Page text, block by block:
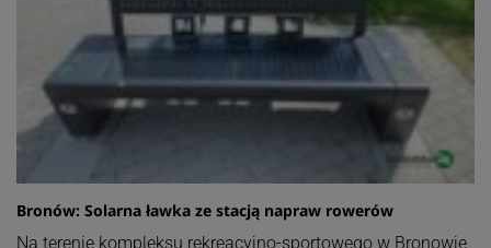
Bronów: Solarna ławka ze stacją napraw rowerów
Na terenie kompleksu rekreacyjno-sportowego w Bronowie